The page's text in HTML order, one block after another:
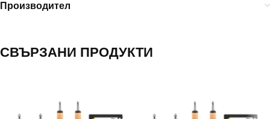
Производител
СВЪРЗАНИ ПРОДУКТИ